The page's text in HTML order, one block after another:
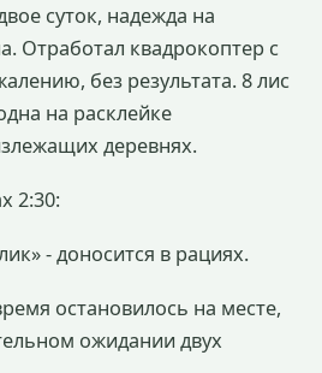
суток, надежда на
Отработал квадрокоптер с
без результата. 8 лис
на расклейке
деревнях.
2:30:
- доносится в рациях.
остановилось на месте,
ожидании двух